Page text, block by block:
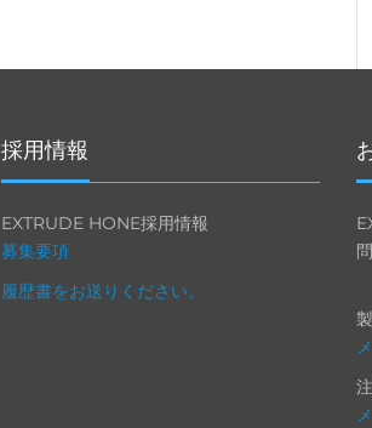
採用情報
EXTRUDE HONE採用情報
募集要項
履歴書をお送りください。